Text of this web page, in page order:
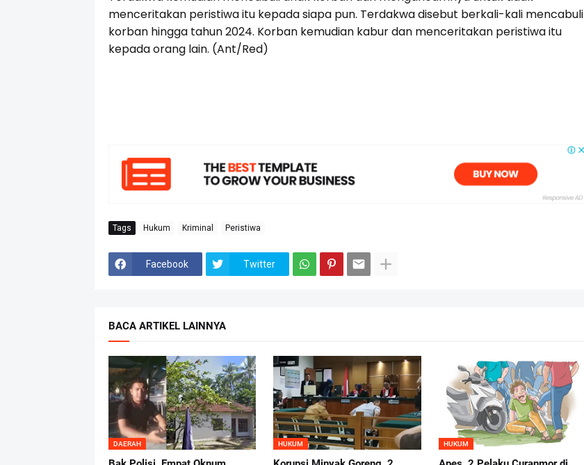
menceritakan peristiwa itu kepada siapa pun. Terdakwa disebut berkali-kali mencabuli
korban hingga tahun 2024. Korban kemudian kabur dan menceritakan peristiwa itu
kepada orang lain. (Ant/Red)
Tags Hukum Kriminal Peristiwa
Facebook Twitter
BACA ARTIKEL LAINNYA
DAERAH HUKUM HUKUM